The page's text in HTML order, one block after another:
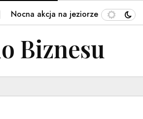
akcja na jeziorze Seksty. Duża
Biznesu